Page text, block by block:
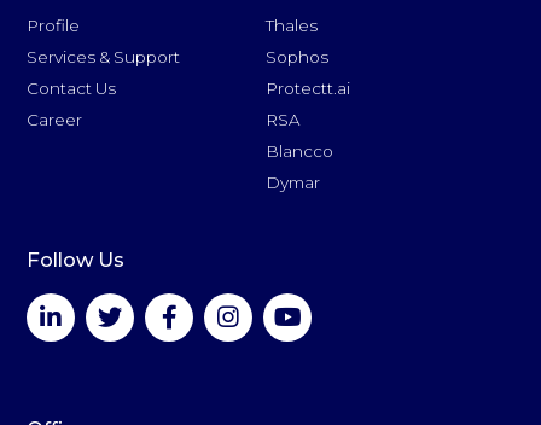
Profile
Services & Support
Contact Us
Career
Thales
Sophos
Protectt.ai
RSA
Blancco
Dymar
Follow Us